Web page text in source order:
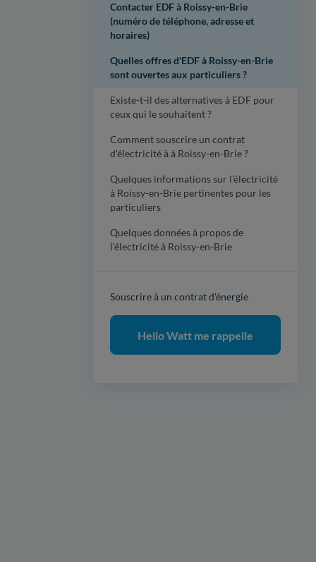
Contacter EDF à Roissy-en-Brie
(numéro de téléphone, adresse et
horaires)
Quelles offres d'EDF à Roissy-en-Brie
sont ouvertes aux particuliers ?
Existe-t-il des alternatives à EDF pour
ceux qui le souhaitent ?
Comment souscrire un contrat
d'électricité à à Roissy-en-Brie ?
Quelques informations sur l'électricité
à Roissy-en-Brie pertinentes pour les
particuliers
Quelques données à propos de
l'électricité à Roissy-en-Brie
Souscrire à un contrat d'énergie
Hello Watt me rappelle